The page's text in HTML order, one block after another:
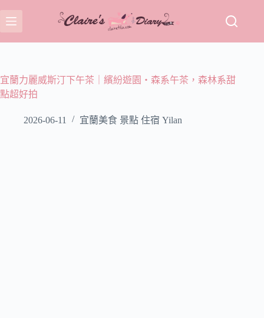
至
主
容
宜蘭力麗威斯汀下午茶｜繽紛遊園・森系午茶，森林系甜
點超好拍
2026-06-11 宜蘭美食 景點 住宿 Yilan